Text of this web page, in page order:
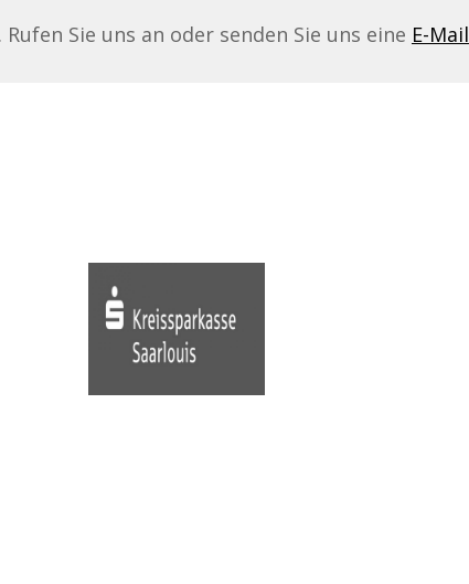
Sie uns an oder senden Sie uns eine E-Mail